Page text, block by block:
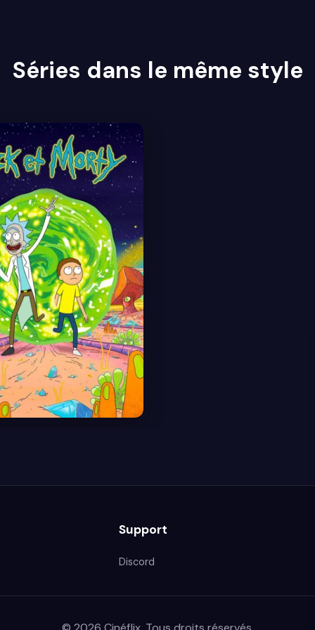
Séries dans le même style
Support
Discord